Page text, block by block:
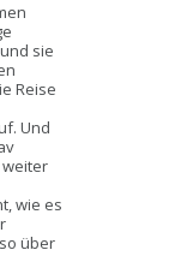
sie
Reise
Und
weiter
wie es
über